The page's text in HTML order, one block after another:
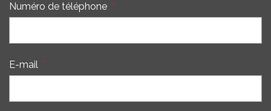
Numéro de téléphone *
E-mail *